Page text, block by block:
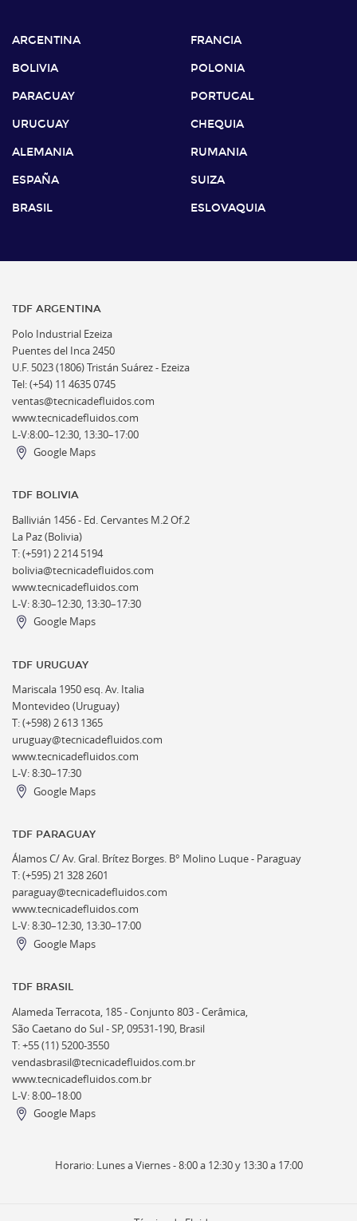
ARGENTINA
BOLIVIA
PARAGUAY
URUGUAY
ALEMANIA
ESPAÑA
BRASIL
FRANCIA
POLONIA
PORTUGAL
CHEQUIA
RUMANIA
SUIZA
ESLOVAQUIA
TDF ARGENTINA
Polo Industrial Ezeiza
Puentes del Inca 2450
U.F. 5023 (1806) Tristán Suárez - Ezeiza
Tel: (+54) 11 4635 0745
ventas@tecnicadefluidos.com
www.tecnicadefluidos.com
L-V:8:00–12:30, 13:30–17:00
Google Maps
TDF BOLIVIA
Ballivián 1456 - Ed. Cervantes M.2 Of.2
La Paz (Bolivia)
T: (+591) 2 214 5194
bolivia@tecnicadefluidos.com
www.tecnicadefluidos.com
L-V: 8:30–12:30, 13:30–17:30
Google Maps
TDF URUGUAY
Mariscala 1950 esq. Av. Italia
Montevideo (Uruguay)
T: (+598) 2 613 1365
uruguay@tecnicadefluidos.com
www.tecnicadefluidos.com
L-V: 8:30–17:30
Google Maps
TDF PARAGUAY
Álamos C/ Av. Gral. Brítez Borges. B° Molino Luque - Paraguay
T: (+595) 21 328 2601
paraguay@tecnicadefluidos.com
www.tecnicadefluidos.com
L-V: 8:30–12:30, 13:30–17:00
Google Maps
TDF BRASIL
Alameda Terracota, 185 - Conjunto 803 - Cerâmica,
São Caetano do Sul - SP, 09531-190, Brasil
T: +55 (11) 5200-3550
vendasbrasil@tecnicadefluidos.com.br
www.tecnicadefluidos.com.br
L-V: 8:00–18:00
Google Maps
Horario: Lunes a Viernes - 8:00 a 12:30 y 13:30 a 17:00